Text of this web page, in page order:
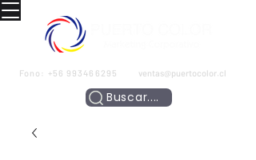
Fono: +56 993466295 ventas@puertocolor.cl
Buscar....